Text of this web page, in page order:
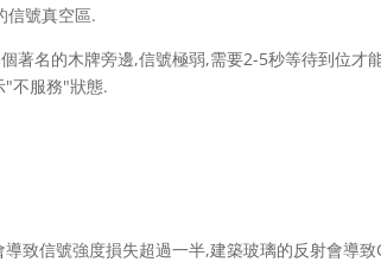
信號真空區.
著名的木牌旁邊,信號極弱,需要2-5秒等待到位才
"不服務"狀態.
致信號強度損失超過一半,建築玻璃的反射會導致